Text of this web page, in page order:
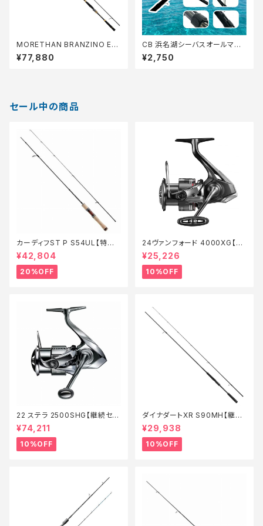
MORETHAN BRANZINO EX
AGS 93L/M S
¥77,880
CB 浜名湖シーバスオールマイ
ティ 86【Tオリ】
¥2,750
セール中の商品
カーディフST P S54UL【特価
ロッド】【20】
¥42,804
20%OFF
24ヴァンフォード 4000XG【継
続セール_リール】【10】
¥25,226
10%OFF
22 ステラ 2500SHG【継続セー
ル_リール】【10】
¥74,211
10%OFF
ダイナダートXR S90MH【継続
セール_ロッド】【10】
¥29,938
10%OFF